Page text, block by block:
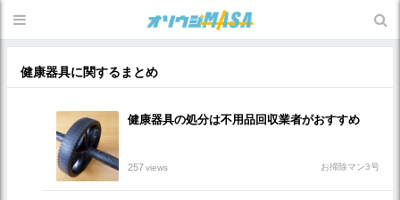
健康器具に関するまとめ
健康器具の処分は不用品回収業者がおすすめ
257views お掃除マン3号